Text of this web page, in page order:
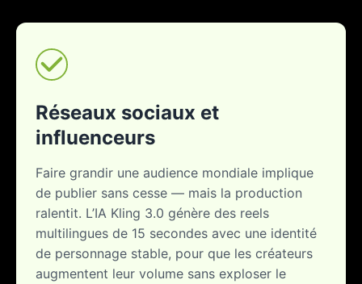
Réseaux sociaux et
influenceurs
Faire grandir une audience mondiale implique
de publier sans cesse — mais la production
ralentit. L’IA Kling 3.0 génère des reels
multilingues de 15 secondes avec une identité
de personnage stable, pour que les créateurs
augmentent leur volume sans exploser le